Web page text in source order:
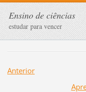
Ensino de ciências
estudar para vencer
Anterior